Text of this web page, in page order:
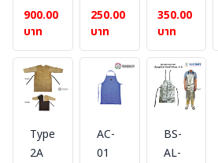
Clean
room
#DELTAPLUS
( 1
กล่อง
: 100
900.00
บาท
หน้าอก
แบบ
สาย
คล้อง
คอรัด
BESTSAFE
250.00
บาท
โพลีเอสเตอร์
#
BESTSAFE
350.00
บาท
Type
2A
AC-
01
BS-
AL-